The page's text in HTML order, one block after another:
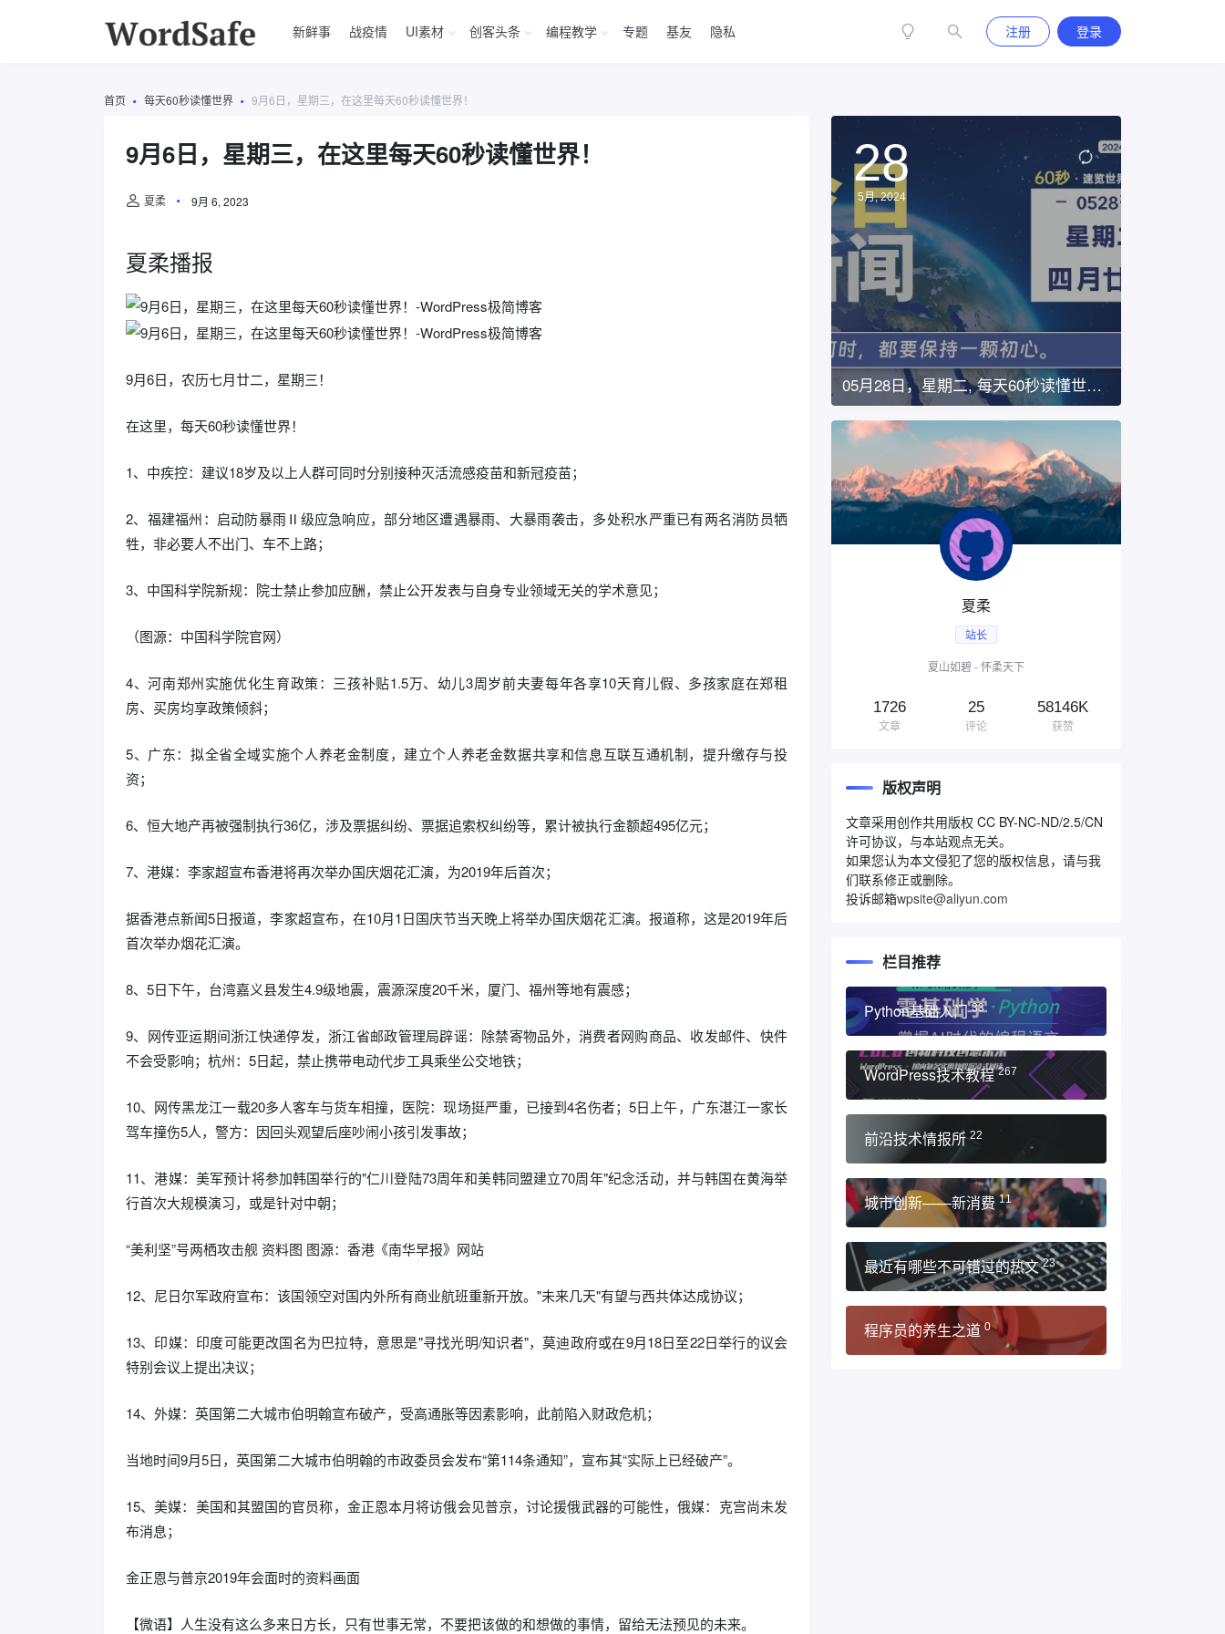
新鲜事 战疫情 UI素材 创客头条 编程教学 专题 基友 隐私 注册 登录
首页 每天60秒读懂世界 9月6日，星期三，在这里每天60秒读懂世界！
9月6日，星期三，在这里每天60秒读懂世界！
夏柔 9月 6, 2023
夏柔播报
9月6日，农历七月廿二，星期三！
在这里，每天60秒读懂世界！
1、中疾控：建议18岁及以上人群可同时分别接种灭活流感疫苗和新冠疫苗；
2、福建福州：启动防暴雨Ⅱ级应急响应，部分地区遭遇暴雨、大暴雨袭击，多处积水严重已有两名消防员牺
牲，非必要人不出门、车不上路；
3、中国科学院新规：院士禁止参加应酬，禁止公开发表与自身专业领域无关的学术意见；
（图源：中国科学院官网）
4、河南郑州实施优化生育政策：三孩补贴1.5万、幼儿3周岁前夫妻每年各享10天育儿假、多孩家庭在郑租
房、买房均享政策倾斜；
5、广东：拟全省全域实施个人养老金制度，建立个人养老金数据共享和信息互联互通机制，提升缴存与投
资；
6、恒大地产再被强制执行36亿，涉及票据纠纷、票据追索权纠纷等，累计被执行金额超495亿元；
7、港媒：李家超宣布香港将再次举办国庆烟花汇演，为2019年后首次；
据香港点新闻5日报道，李家超宣布，在10月1日国庆节当天晚上将举办国庆烟花汇演。报道称，这是2019年后
首次举办烟花汇演。
8、5日下午，台湾嘉义县发生4.9级地震，震源深度20千米，厦门、福州等地有震感；
9、网传亚运期间浙江快递停发，浙江省邮政管理局辟谣：除禁寄物品外，消费者网购商品、收发邮件、快件
不会受影响；杭州：5日起，禁止携带电动代步工具乘坐公交地铁；
10、网传黑龙江一载20多人客车与货车相撞，医院：现场挺严重，已接到4名伤者；5日上午，广东湛江一家长
驾车撞伤5人，警方：因回头观望后座吵闹小孩引发事故；
11、港媒：美军预计将参加韩国举行的"仁川登陆73周年和美韩同盟建立70周年"纪念活动，并与韩国在黄海举
行首次大规模演习，或是针对中朝；
“美利坚”号两栖攻击舰 资料图 图源：香港《南华早报》网站
12、尼日尔军政府宣布：该国领空对国内外所有商业航班重新开放。"未来几天"有望与西共体达成协议；
13、印媒：印度可能更改国名为巴拉特，意思是"寻找光明/知识者"，莫迪政府或在9月18日至22日举行的议会
特别会议上提出决议；
14、外媒：英国第二大城市伯明翰宣布破产，受高通胀等因素影响，此前陷入财政危机；
当地时间9月5日，英国第二大城市伯明翰的市政委员会发布“第114条通知”，宣布其“实际上已经破产”。
15、美媒：美国和其盟国的官员称，金正恩本月将访俄会见普京，讨论援俄武器的可能性，俄媒：克宫尚未发
布消息；
金正恩与普京2019年会面时的资料画面
【微语】人生没有这么多来日方长，只有世事无常，不要把该做的和想做的事情，留给无法预见的未来。
28
5月, 2024
05月28日，星期二, 每天60秒读懂世
界！
夏柔
站长
夏山如碧 - 怀柔天下
1726
文章
25
评论
58146K
获赞
版权声明
文章采用创作共用版权 CC BY-NC-ND/2.5/CN
许可协议，与本站观点无关。
如果您认为本文侵犯了您的版权信息，请与我
们联系修正或删除。
投诉邮箱wpsite@aliyun.com
栏目推荐
Python基础入门 33
WordPress技术教程 267
前沿技术情报所 22
城市创新——新消费 11
最近有哪些不可错过的热文 23
程序员的养生之道 0